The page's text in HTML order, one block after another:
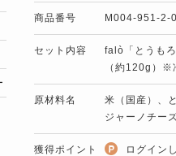
商品番号 M004-951-2-
セット内容
falò「とうも
（約120g）※
原材料名
米（国産）、
ジャーノチー
獲得ポイント ログイン